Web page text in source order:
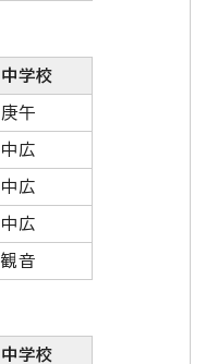
中学校
庚午
中広
中広
中広
観音
中学校